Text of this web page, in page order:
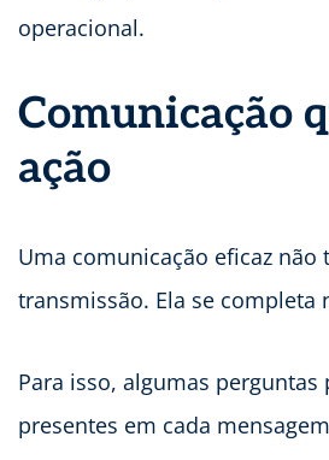
operacional.
Comunicação
ação
Uma comunicação eficaz não
transmissão. Ela se completa
Para isso, algumas perguntas
presentes em cada